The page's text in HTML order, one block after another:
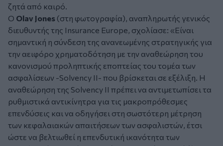
ζητά από καιρό.
Ο Olav Jones (στη φωτογραφία), αναπληρωτής γενικός
διευθυντής της Insurance Europe, σχολίασε: «Είναι
σημαντική η σύνδεση της ανανεωμένης στρατηγικής για
την αειφόρο χρηματοδότηση με την αναθεώρηση του
κανονισμού προληπτικής εποπτείας του τομέα των
ασφαλίσεων -Solvency II- που βρίσκεται σε εξέλιξη. Η
αναθεώρηση της Solvency II πρέπει να αντιμετωπίσει τα
ρυθμιστικά αντικίνητρα για τις μακροπρόθεσμες
επενδύσεις και να οδηγήσει στη σωστότερη μέτρηση
των κεφαλαιακών απαιτήσεων των ασφαλιστών, έτσι
ώστε να βελτιωθεί η επενδυτική ικανότητα των